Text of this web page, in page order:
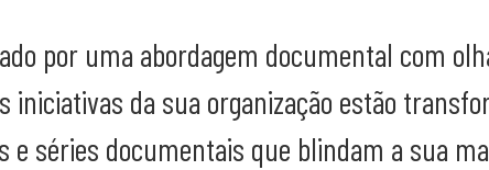
por uma abordagem documental com
da sua organização estão
e séries documentais que blindam a sua